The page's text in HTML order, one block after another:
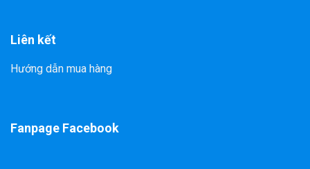
Liên kết
Hướng dẫn mua hàng
Fanpage Facebook